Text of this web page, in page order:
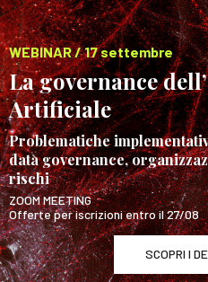
WEBINAR / 17 settembre
La governance
Artificiale
Problematiche
data governance,
rischi
ZOOM MEETING
Offerte per iscrizioni entro il 27/08
SCOPRI I